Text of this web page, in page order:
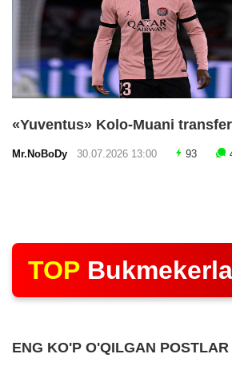
«Yuventus» Kolo-Muani
Mr.NoBoDy 30.07.2026 13:00 93
TOP
ENG KO'P O'QILGAN POSTLAR